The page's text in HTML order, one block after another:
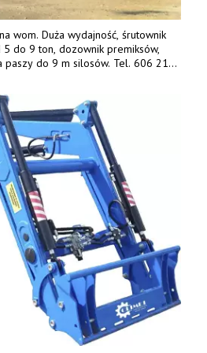
wom. Duża wydajność, śrutownik
do 9 ton, dozownik premiksów,
paszy do 9 m silosów. Tel. 606 211